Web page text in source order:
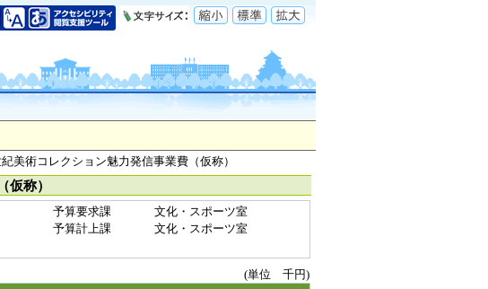
美術コレクション魅力発信事業費（仮称）
称）
予算要求課
文化・スポーツ室
予算計上課
文化・スポーツ室
(単位 千円)